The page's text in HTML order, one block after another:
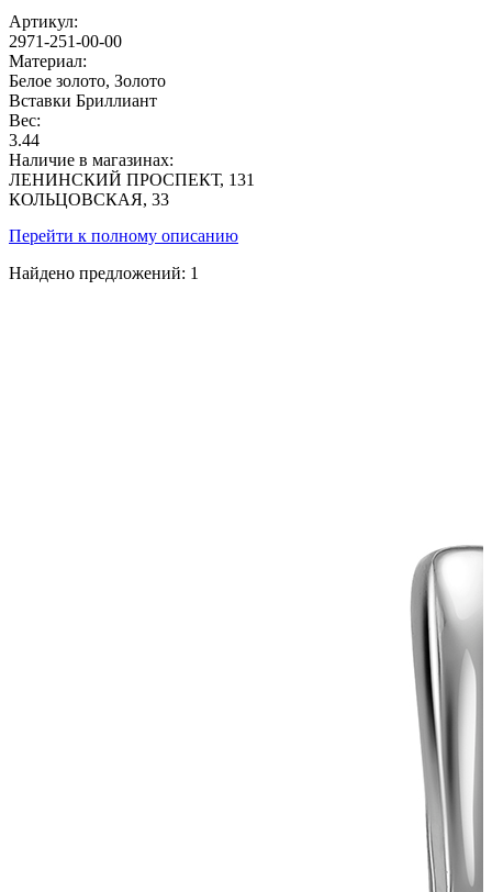
Артикул:
2971-251-00-00
Материал:
Белое золото, Золото
Вставки Бриллиант
Вес:
3.44
Наличие в магазинах:
ЛЕНИНСКИЙ ПРОСПЕКТ, 131
КОЛЬЦОВСКАЯ, 33
Перейти к полному описанию
Найдено предложений: 1